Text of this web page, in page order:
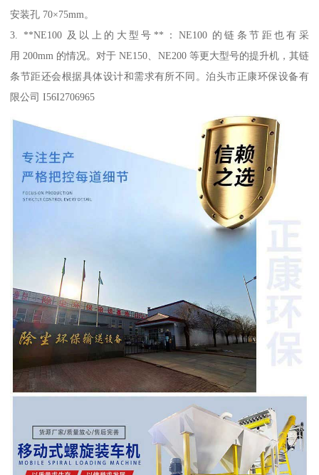
安装孔 70×75mm。
3. **NE100 及以上的大型号**：NE100 的链条节距也有采
用 200mm 的情况。对于 NE150、NE200 等更大型号的提升机，其链
条节距还会根据具体设计和需求有所不同。泊头市正康环保设备有
限公司 I56I2706965